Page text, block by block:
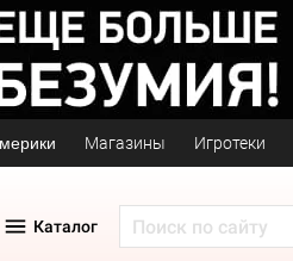
Магазины Игротеки
Каталог